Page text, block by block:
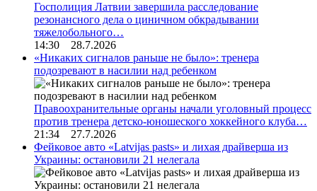
Госполиция Латвии завершила расследование
резонансного дела о циничном обкрадывании
тяжелобольного…
14:30 28.7.2026
«Никаких сигналов раньше не было»: тренера
подозревают в насилии над ребенком
Правоохранительные органы начали уголовный процесс
против тренера детско-юношеского хоккейного клуба…
21:34 27.7.2026
Фейковое авто «Latvijas pasts» и лихая драйверша из
Украины: остановили 21 нелегала